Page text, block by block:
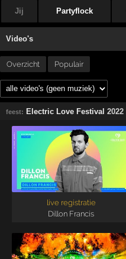
Jij Partyflock
Video's
Overzicht Populair
feest: Electric Love Festival 2022
live registratie
Dillon Francis